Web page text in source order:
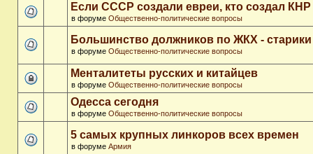
Если СССР создали евреи, кто создал
в форуме Общественно-политические вопросы
Большинство должников по ЖКХ - старики
в форуме Общественно-политические вопросы
Менталитеты русских и китайцев
в форуме Общественно-политические вопросы
Одесса сегодня
в форуме Общественно-политические вопросы
5 самых крупных линкоров всех времен
в форуме Армия